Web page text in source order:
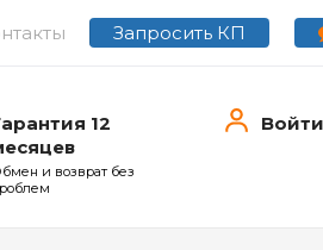
Запросить КП
12
и возврат без
Войти